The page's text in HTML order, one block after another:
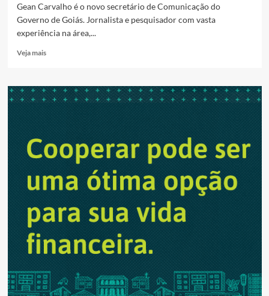
Gean Carvalho é o novo secretário de Comunicação do
Governo de Goiás. Jornalista e pesquisador com vasta
experiência na área,...
Veja maisRead
Secretaria
tem
novo